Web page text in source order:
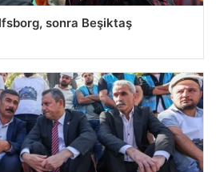
sonra Beşiktaş